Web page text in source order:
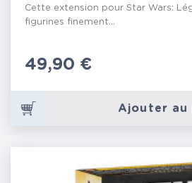
Cette extension pour Star Wars:
figurines finement...
Prix
49,90 €
Ajouter au